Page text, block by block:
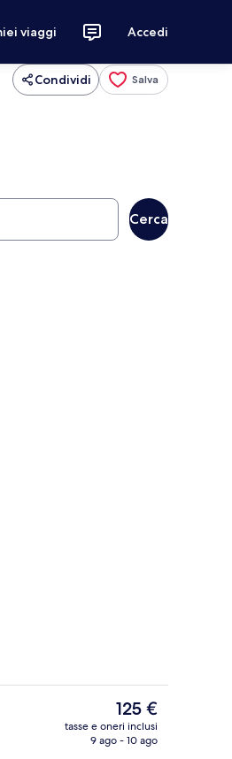
viaggi Accedi
Condividi Salva
Cerca
Piscina coperta, con ingresso dalle
Il
prezzo
attuale
125 €
tasse e oneri inclusi
9 ago - 10 ago